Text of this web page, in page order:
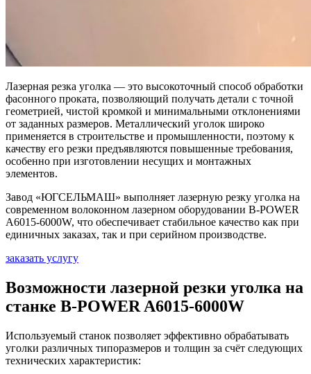
Лазерная резка уголка — это высокоточный способ обработки
фасонного проката, позволяющий получать детали с точной
геометрией, чистой кромкой и минимальными отклонениями
от заданных размеров. Металлический уголок широко
применяется в строительстве и промышленности, поэтому к
качеству его резки предъявляются повышенные требования,
особенно при изготовлении несущих и монтажных
элементов.
Завод «ЮГСЕЛЬМАШ» выполняет лазерную резку уголка на
современном волоконном лазерном оборудовании B-POWER
A6015-6000W, что обеспечивает стабильное качество как при
единичных заказах, так и при серийном производстве.
заказать услугу
Возможности лазерной резки уголка на
станке B-POWER A6015-6000W
Используемый станок позволяет эффективно обрабатывать
уголки различных типоразмеров и толщин за счёт следующих
технических характеристик: